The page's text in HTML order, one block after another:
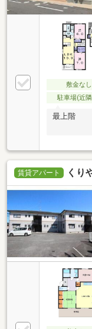
敷金なし
駐車場(近
最上階
賃貸アパート くり